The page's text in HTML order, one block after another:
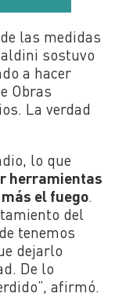
las medidas
sostuvo
a hacer
Obras
La verdad
lo que
herramientas
el fuego.
del
tenemos
dejarlo
De lo
afirmó.